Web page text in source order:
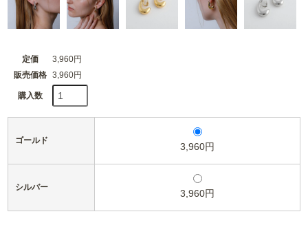
定価
3,960円
販売価格
3,960円
購入数
ゴールド
3,960円
シルバー
3,960円